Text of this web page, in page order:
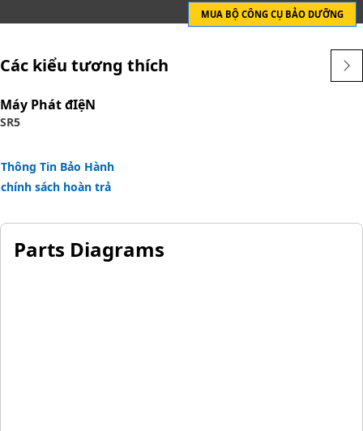
MUA BỘ CÔNG CỤ BẢO DƯỠNG
Các kiểu tương thích
Máy Phát đIệN
SR5
Thông Tin Bảo Hành
chính sách hoàn trả
Parts Diagrams